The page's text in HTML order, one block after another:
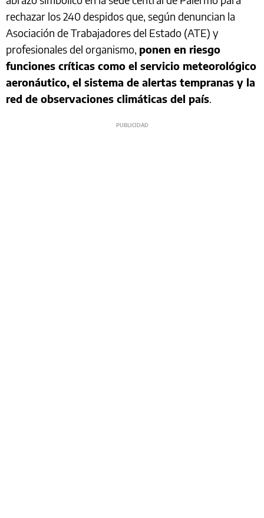
rechazar los 240 despidos que, según denuncian la
Asociación de Trabajadores del Estado (ATE) y
profesionales del organismo, ponen en riesgo
funciones críticas como el servicio meteorológico
aeronáutico, el sistema de alertas tempranas y la
red de observaciones climáticas del país.